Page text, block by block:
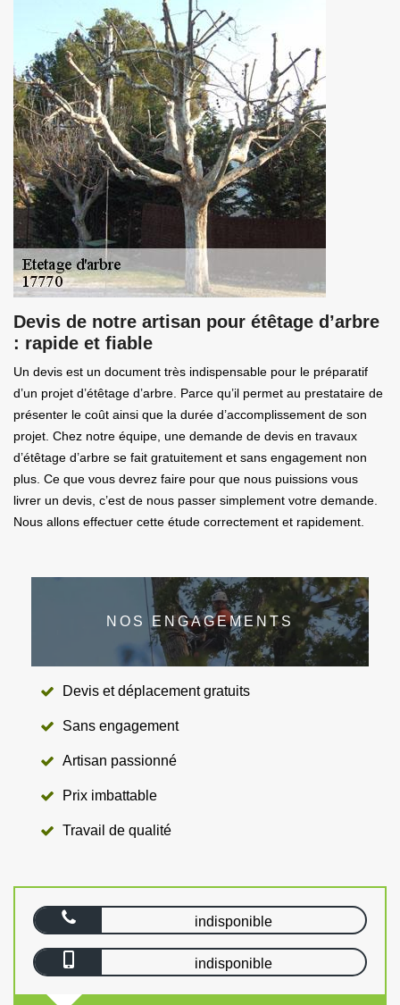
Devis de notre artisan pour étêtage d’arbre
: rapide et fiable
Un devis est un document très indispensable pour le préparatif
d’un projet d’étêtage d’arbre. Parce qu’il permet au prestataire de
présenter le coût ainsi que la durée d’accomplissement de son
projet. Chez notre équipe, une demande de devis en travaux
d’étêtage d’arbre se fait gratuitement et sans engagement non
plus. Ce que vous devrez faire pour que nous puissions vous
livrer un devis, c’est de nous passer simplement votre demande.
Nous allons effectuer cette étude correctement et rapidement.
NOS ENGAGEMENTS
Devis et déplacement gratuits
Sans engagement
Artisan passionné
Prix imbattable
Travail de qualité
indisponible
indisponible